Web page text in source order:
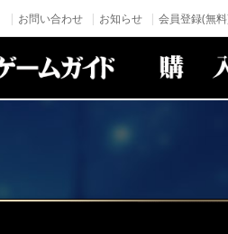
お問い合わせ お知らせ 会員登録(無